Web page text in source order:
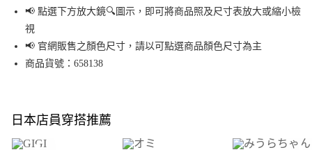
Apple Pay
街口支付
悠遊付
全盈+PAY
大哥付你分期
📢 點選下方放大鏡🔍圖示，即可將商品照及尺寸表放大或縮小檢
視
📢 官網販售之顏色尺寸，請以可點選商品顏色尺寸為主
商品貨號：658138
日本店員穿搭推薦